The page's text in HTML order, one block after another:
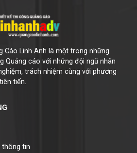
Cáo Linh Anh là một trong những
Quảng cáo với những đội ngũ nhân
trách nhiệm cùng với phương
tiến.
thông tin